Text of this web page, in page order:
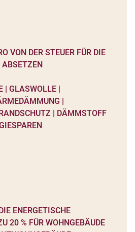
VON DER STEUER FÜR DIE
ABSETZEN
ENERGETISCHE
20 % FÜR WOHNGEBÄUDE